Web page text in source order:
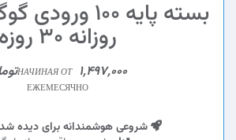
بسته پایه 100
روزانه 30 روزه
НАЧИНАЯ ОТ 1,497,000تومان
ЕЖЕМЕСЯЧНО
شروعی هوشمندانه برای دیده